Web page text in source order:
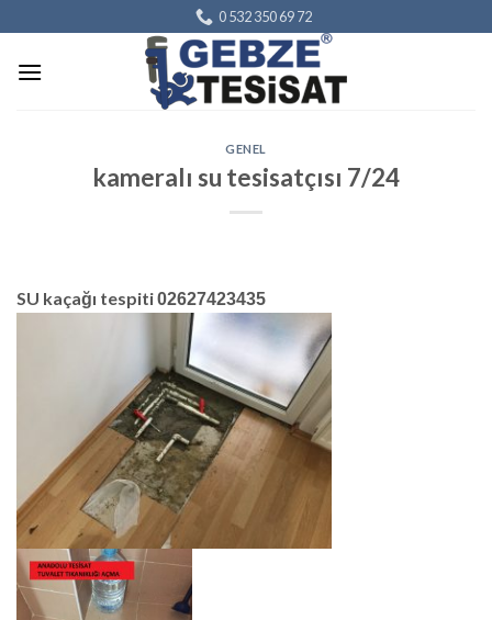
to
content
0 532 350 69 72
GENEL
kameralı su tesisatçısı 7/24
SU kaçağı tespiti02627423435